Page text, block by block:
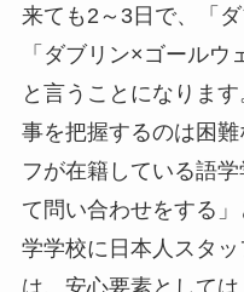
来ても2～3日で、「
「ダブリン×ゴールウ
と言うことになりま
事を把握するのは困
フが在籍している語
て問い合わせをする
学学校に日本人スタ